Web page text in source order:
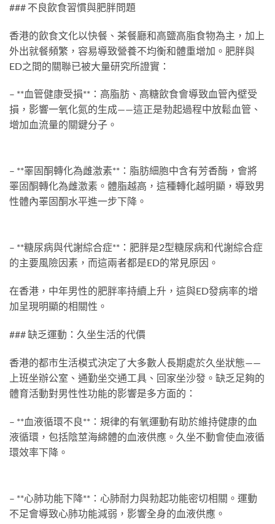
### 不良飲食習慣與肥胖問題
香港的飲食文化以快餐、茶餐廳和高鹽高脂食物為主，加上
外出就餐頻繁，容易導致營養不均衡和體重增加。肥胖與
ED之間的關聯已被大量研究所證實：
– **血管健康受損**：高脂肪、高糖飲食會導致血管內壁受
損，影響一氧化氮的生成——這正是勃起過程中放鬆血管、
增加血流量的關鍵分子。
– **睪固酮轉化為雌激素**：脂肪細胞中含有芳香酶，會將
睪固酮轉化為雌激素。體脂越高，這種轉化越明顯，導致男
性體內睪固酮水平進一步下降。
– **糖尿病與代謝綜合症**：肥胖是2型糖尿病和代謝綜合症
的主要風險因素，而這兩者都是ED的常見原因。
在香港，中年男性的肥胖率持續上升，這與ED發病率的增
加呈現明顯的相關性。
### 缺乏運動：久坐生活的代價
香港的都市生活模式決定了大多數人長期處於久坐狀態——
上班坐辦公室、通勤坐交通工具、回家坐沙發。缺乏足夠的
體育活動對男性性功能的影響是多方面的：
– **血液循環不良**：規律的有氧運動有助於維持健康的血
液循環，包括陰莖海綿體的血液供應。久坐不動會使血液循
環效率下降。
– **心肺功能下降**：心肺耐力與勃起功能密切相關。運動
不足會導致心肺功能減弱，影響全身的血液供應。